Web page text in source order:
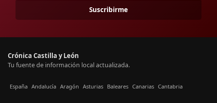
Suscribirme
Crónica Castilla y León
Tu fuente de información local actualizada.
España Andalucía Aragón Asturias Baleares Canarias Cantabria